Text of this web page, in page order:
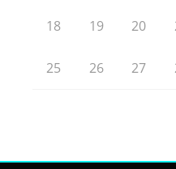
18 19 20
25 26 27